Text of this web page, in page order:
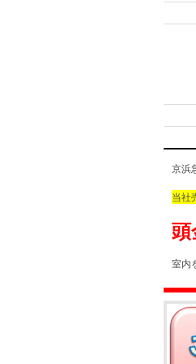
京浜
当社
室内